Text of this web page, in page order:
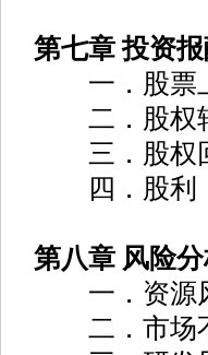
第七章 投资
一．股票
二．股权
三．股权
四．股利
第八章 风险
一．资源
二．市场